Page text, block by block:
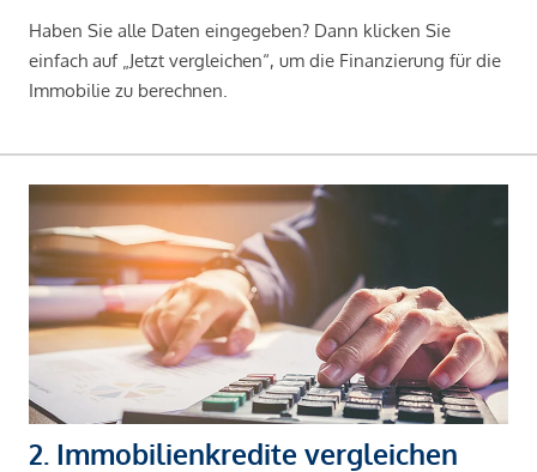
Haben Sie alle Daten eingegeben? Dann klicken Sie
einfach auf „Jetzt vergleichen“, um die Finanzierung für die
Immobilie zu berechnen.
2. Immobilienkredite vergleichen